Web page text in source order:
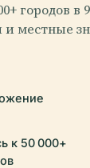
городов в
и местные
к 50 000+